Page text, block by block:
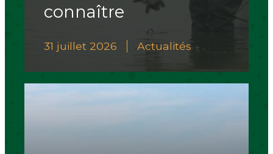
connaître
31 juillet 2026 Actualités